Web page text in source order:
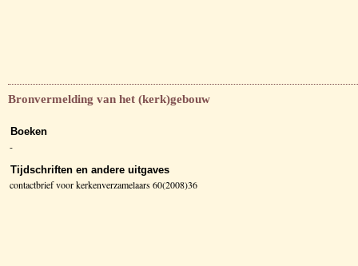
Bronvermelding van het (kerk)gebouw
Boeken
-
Tijdschriften en andere uitgaves
contactbrief voor kerkenverzamelaars 60(2008)36